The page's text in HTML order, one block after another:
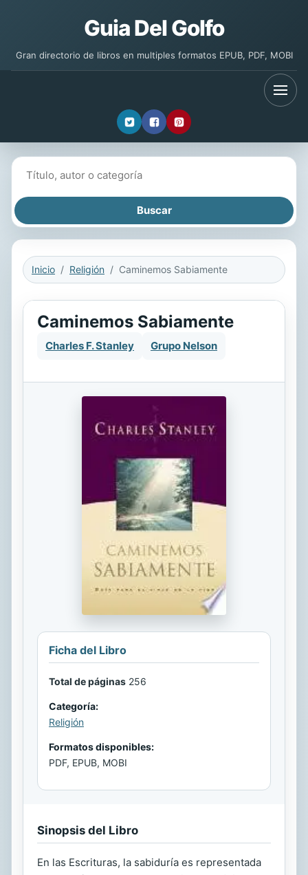
Guia Del Golfo
Gran directorio de libros en multiples formatos EPUB, PDF, MOBI
Inicio Religión Caminemos Sabiamente
Caminemos Sabiamente
Charles F. Stanley Grupo Nelson
Ficha del Libro
Total de páginas 256
Categoría:
Religión
Formatos disponibles:
PDF, EPUB, MOBI
Sinopsis del Libro
En las Escrituras, la sabiduría es representada